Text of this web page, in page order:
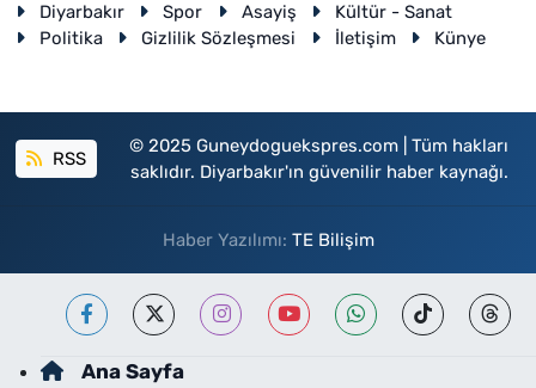
Diyarbakır Spor Asayiş
Kültür - Sanat
Politika
Gizlilik Sözleşmesi İletişim Künye
RSS
© 2025 Guneydoguekspres.com | Tüm hakları
saklıdır. Diyarbakır'ın güvenilir haber kaynağı.
Haber Yazılımı: TE Bilişim
Ana Sayfa